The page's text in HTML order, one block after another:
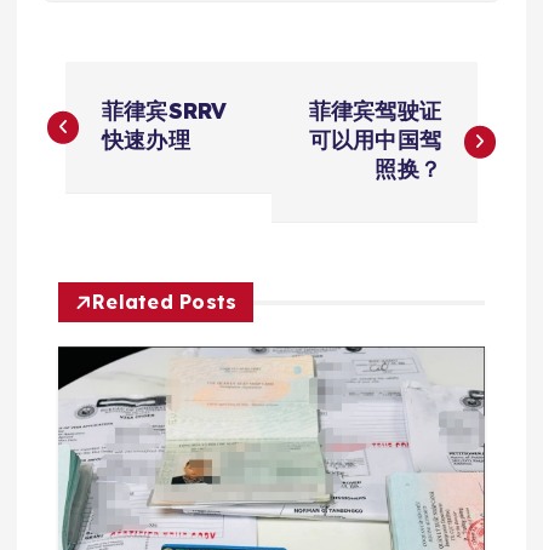
章
航
菲律宾SRRV
快速办理
菲律宾驾驶证
可以用中国驾
照换？
Related Posts